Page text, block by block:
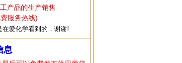
产品的生产销售
服务热线)
在爱化学看到的，谢谢!
息